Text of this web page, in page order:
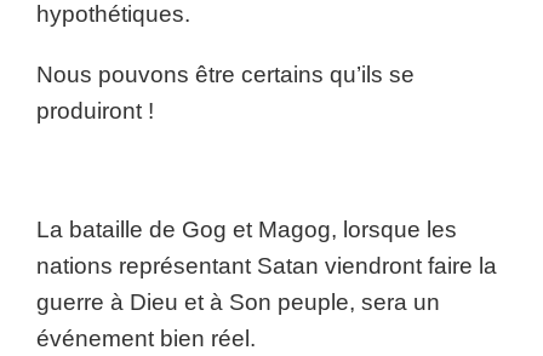
hypothétiques.
Nous pouvons être certains qu’ils se
produiront !
La bataille de Gog et Magog, lorsque les
nations représentant Satan viendront faire la
guerre à Dieu et à Son peuple, sera un
événement bien réel.